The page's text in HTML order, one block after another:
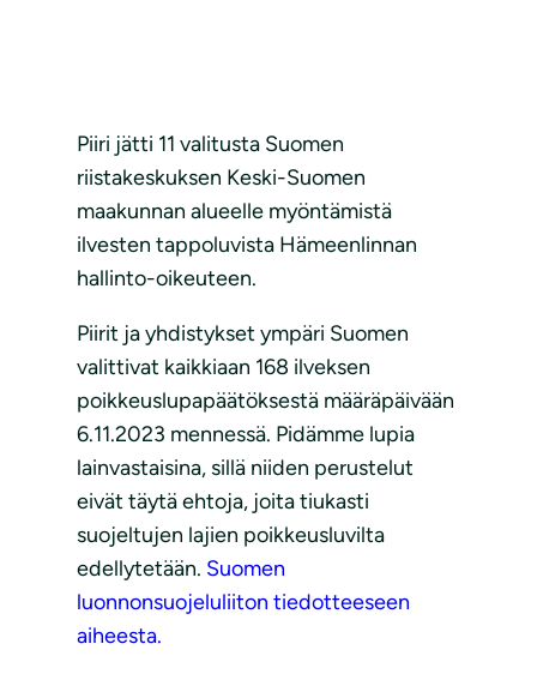
Piiri jätti 11 valitusta Suomen
riistakeskuksen Keski-Suomen
maakunnan alueelle myöntämistä
ilvesten tappoluvista Hämeenlinnan
hallinto-oikeuteen.
Piirit ja yhdistykset ympäri Suomen
valittivat kaikkiaan 168 ilveksen
poikkeuslupapäätöksestä määräpäivään
6.11.2023 mennessä. Pidämme lupia
lainvastaisina, sillä niiden perustelut
eivät täytä ehtoja, joita tiukasti
suojeltujen lajien poikkeusluvilta
edellytetään. Suomen
luonnonsuojeluliiton tiedotteeseen
aiheesta.